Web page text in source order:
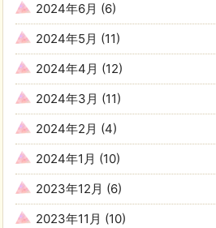
2024年6月 (6)
2024年5月 (11)
2024年4月 (12)
2024年3月 (11)
2024年2月 (4)
2024年1月 (10)
2023年12月 (6)
2023年11月 (10)